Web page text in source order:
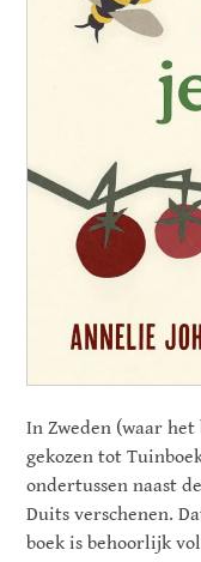
In Zweden (waar
gekozen tot
ondertussen naast
Duits verschenen.
boek is behoorlijk